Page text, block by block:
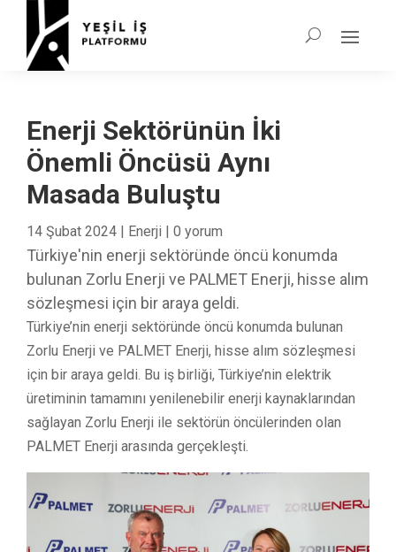
Enerji Sektörünün İki
Önemli Öncüsü Aynı
Masada Buluştu
14 Şubat 2024 | Enerji | 0 yorum
Türkiye'nin enerji sektöründe öncü konumda
bulunan Zorlu Enerji ve PALMET Enerji, hisse alım
sözleşmesi için bir araya geldi.
Türkiye’nin enerji sektöründe öncü konumda bulunan
Zorlu Enerji ve PALMET Enerji, hisse alım sözleşmesi
için bir araya geldi. Bu iş birliği, Türkiye’nin elektrik
üretiminin tamamını yenilenebilir enerji kaynaklarından
sağlayan Zorlu Enerji ile sektörün öncülerinden olan
PALMET Enerji arasında gerçekleşti.